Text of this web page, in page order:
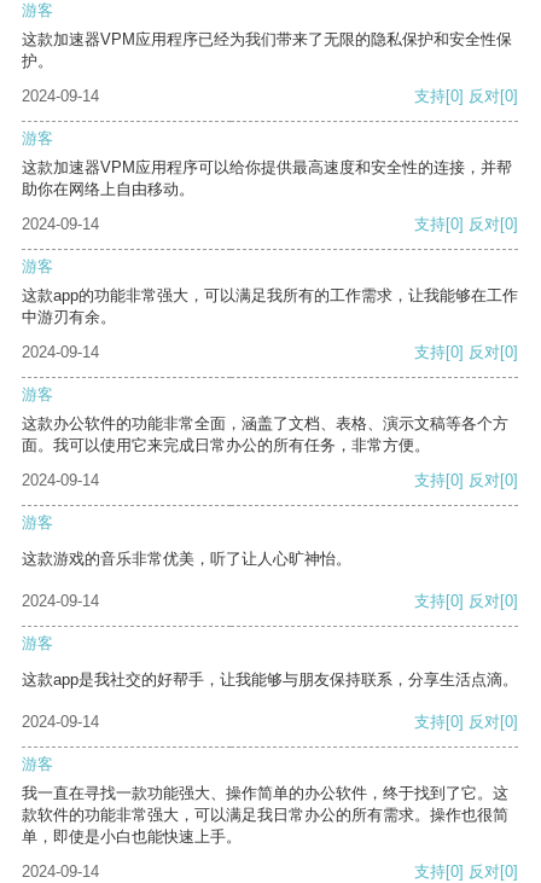
游客
这款加速器VPM应用程序已经为我们带来了无限的隐私保护和安全性保
护。
2024-09-14
支持[0] 反对[0]
游客
这款加速器VPM应用程序可以给你提供最高速度和安全性的连接，并帮
助你在网络上自由移动。
2024-09-14
支持[0] 反对[0]
游客
这款app的功能非常强大，可以满足我所有的工作需求，让我能够在工作
中游刃有余。
2024-09-14
支持[0] 反对[0]
游客
这款办公软件的功能非常全面，涵盖了文档、表格、演示文稿等各个方
面。我可以使用它来完成日常办公的所有任务，非常方便。
2024-09-14
支持[0] 反对[0]
游客
这款游戏的音乐非常优美，听了让人心旷神怡。
2024-09-14 支持[0] 反对[0]
游客
这款app是我社交的好帮手，让我能够与朋友保持联系，分享生活点滴。
2024-09-14 支持[0] 反对[0]
游客
我一直在寻找一款功能强大、操作简单的办公软件，终于找到了它。这
款软件的功能非常强大，可以满足我日常办公的所有需求。操作也很简
单，即使是小白也能快速上手。
2024-09-14
支持[0] 反对[0]